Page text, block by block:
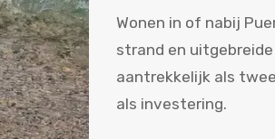
Wonen in of nabij
strand en
aantrekkelijk als
als investering.